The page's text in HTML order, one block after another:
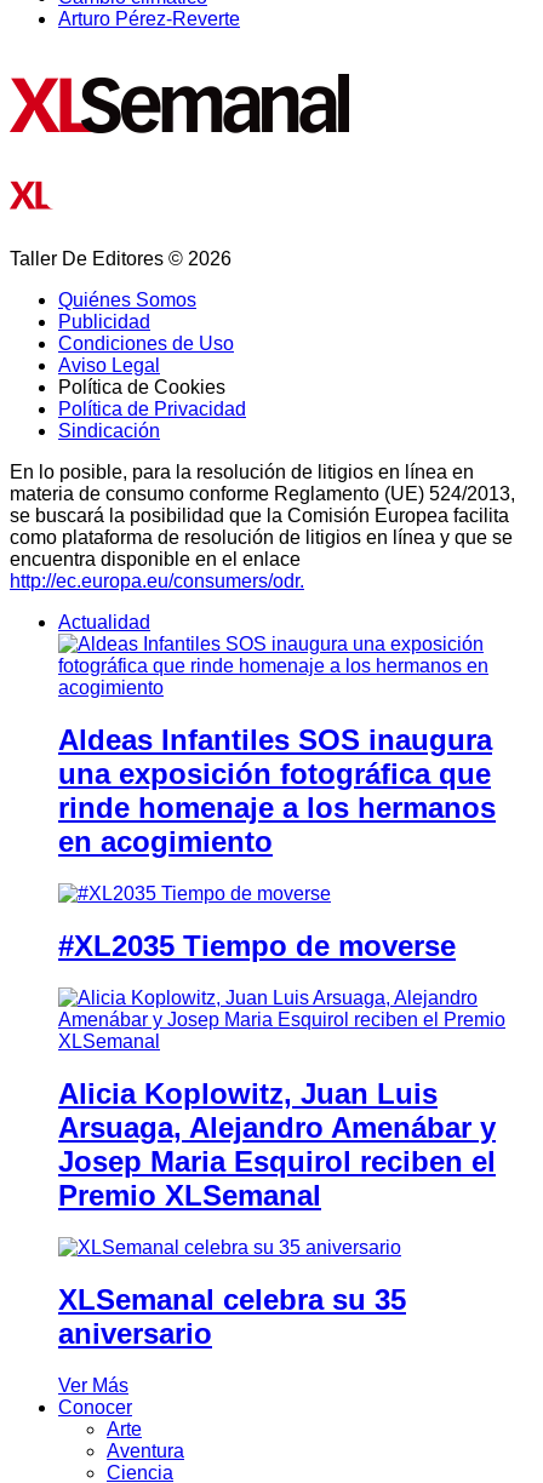
Arturo Pérez-Reverte
Taller De Editores © 2026
Quiénes Somos
Publicidad
Condiciones de Uso
Aviso Legal
Política de Cookies
Política de Privacidad
Sindicación
En lo posible, para la resolución de litigios en línea en
materia de consumo conforme Reglamento (UE) 524/2013,
se buscará la posibilidad que la Comisión Europea facilita
como plataforma de resolución de litigios en línea y que se
encuentra disponible en el enlace
http://ec.europa.eu/consumers/odr.
Actualidad
Aldeas Infantiles SOS inaugura
una exposición fotográfica que
rinde homenaje a los hermanos
en acogimiento
#XL2035 Tiempo de moverse
Alicia Koplowitz, Juan Luis
Arsuaga, Alejandro Amenábar y
Josep Maria Esquirol reciben el
Premio XLSemanal
XLSemanal celebra su 35
aniversario
Ver Más
Conocer
Arte
Aventura
Ciencia